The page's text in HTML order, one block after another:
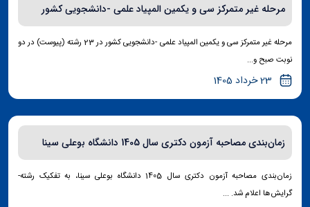
مرحله غیر متمرکز سی و یکمین المپیاد علمی -دانشجویی کشور
مرحله غیر متمرکز سی و یکمین المپیاد علمی -دانشجویی کشور در 23 رشته (پیوست) در دو
نوبت صبح و...
23 خرداد 1405
زمان‌بندی مصاحبه آزمون دکتری سال 1405 دانشگاه بوعلی سینا
زمان‌بندی مصاحبه آزمون دکتری سال 1405 دانشگاه بوعلی سینا، به تفکیک رشته-
گرایش‌ها اعلام شد. ...